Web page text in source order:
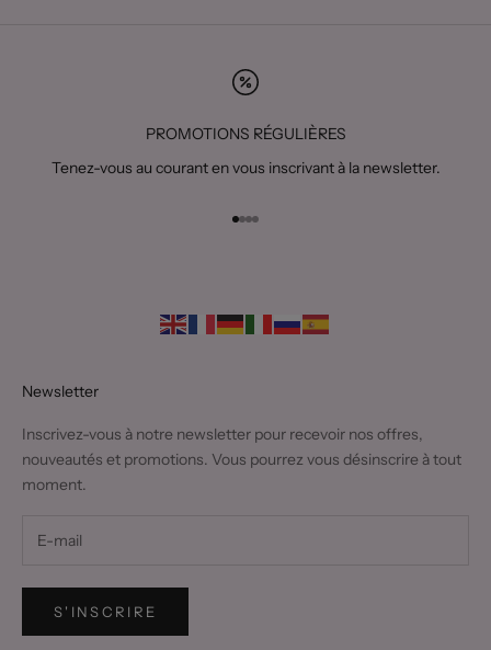
PROMOTIONS RÉGULIÈRES
Tenez-vous au courant en vous inscrivant à la newsletter.
Aller à l'élément 1
Aller à l'élément 2
Aller à l'élément 3
Aller à l'élément 4
Newsletter
Inscrivez-vous à notre newsletter pour recevoir nos offres,
nouveautés et promotions. Vous pourrez vous désinscrire à tout
moment.
S'INSCRIRE